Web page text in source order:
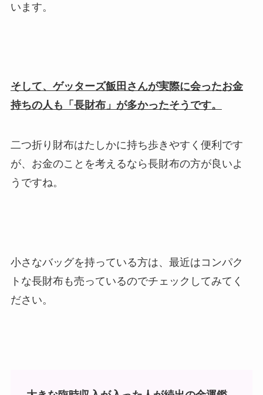
います。
そして、ゲッターズ飯田さんが実際に会ったお金
持ちの人も「長財布」が多かったそうです。
二つ折り財布はたしかに持ち歩きやすく便利です
が、お金のことを考えるなら長財布の方が良いよ
うですね。
小さなバッグを持っている方は、最近はコンパク
トな長財布も売っているのでチェックしてみてく
ださい。